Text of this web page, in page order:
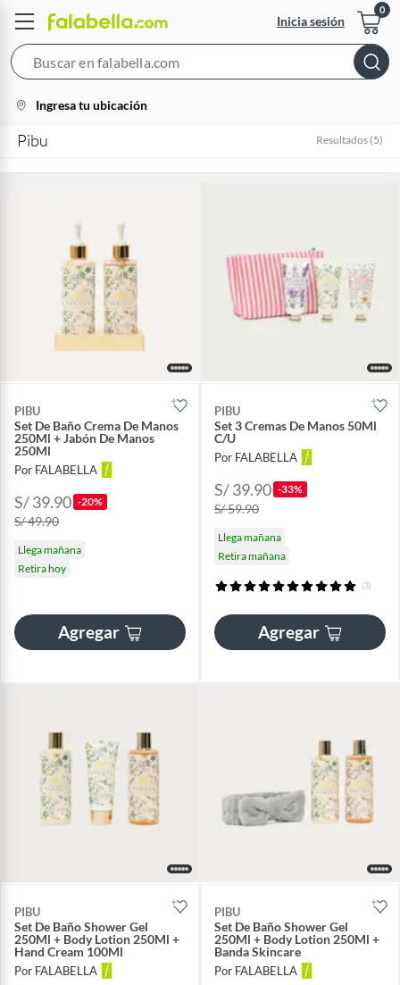
Inicia sesión
Bar
location-
icon
Ingresa tu ubicación
Pibu Resultados (5)
PIBU
Set De Baño Crema De Manos
250Ml + Jabón De Manos
250Ml
Por FALABELLA
S/ 39.90 -20%
S/ 49.90
Llega mañana
Retira hoy
Agregar
PIBU
Set 3 Cremas De Manos 50Ml
C/U
Por FALABELLA
S/ 39.90 -33%
S/ 59.90
Llega mañana
Retira mañana
(3)
Agregar
PIBU
Set De Baño Shower Gel
250Ml + Body Lotion 250Ml +
Hand Cream 100Ml
Por FALABELLA
PIBU
Set De Baño Shower Gel
250Ml + Body Lotion 250Ml +
Banda Skincare
Por FALABELLA